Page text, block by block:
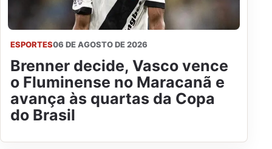
ESPORTES06 DE AGOSTO DE 2026
Brenner decide, Vasco vence
o Fluminense no Maracanã e
avança às quartas da Copa
do Brasil